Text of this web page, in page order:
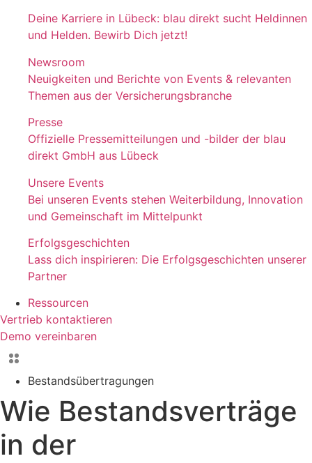
Deine Karriere in Lübeck: blau direkt sucht Heldinnen
und Helden. Bewirb Dich jetzt!
Newsroom
Neuigkeiten und Berichte von Events & relevanten
Themen aus der Versicherungsbranche
Presse
Offizielle Pressemitteilungen und -bilder der blau
direkt GmbH aus Lübeck
Unsere Events
Bei unseren Events stehen Weiterbildung, Innovation
und Gemeinschaft im Mittelpunkt
Erfolgsgeschichten
Lass dich inspirieren: Die Erfolgsgeschichten unserer
Partner
Ressourcen
Vertrieb kontaktieren
Demo vereinbaren
Bestandsübertragungen
Wie Bestandsverträge
in der